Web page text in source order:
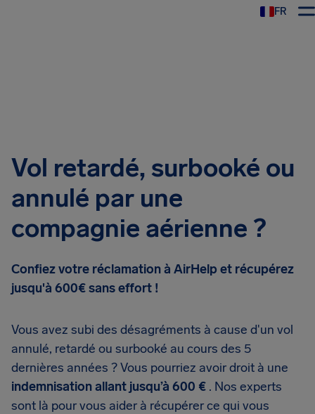
FR
Vol retardé, surbooké ou
annulé par une
compagnie aérienne ?
Confiez votre réclamation à AirHelp et récupérez
jusqu'à 600€ sans effort !
Vous avez subi des désagréments à cause d'un vol
annulé, retardé ou surbooké au cours des 5
dernières années ? Vous pourriez avoir droit à une
indemnisation allant jusqu’à 600 € . Nos experts
sont là pour vous aider à récupérer ce qui vous